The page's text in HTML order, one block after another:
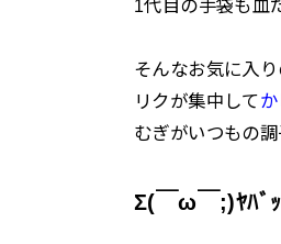
1代目の手袋も
そんなお気に入
リクが集中して
むぎがいつもの
Σ(￣ω￣;)ﾔﾊﾞｯ